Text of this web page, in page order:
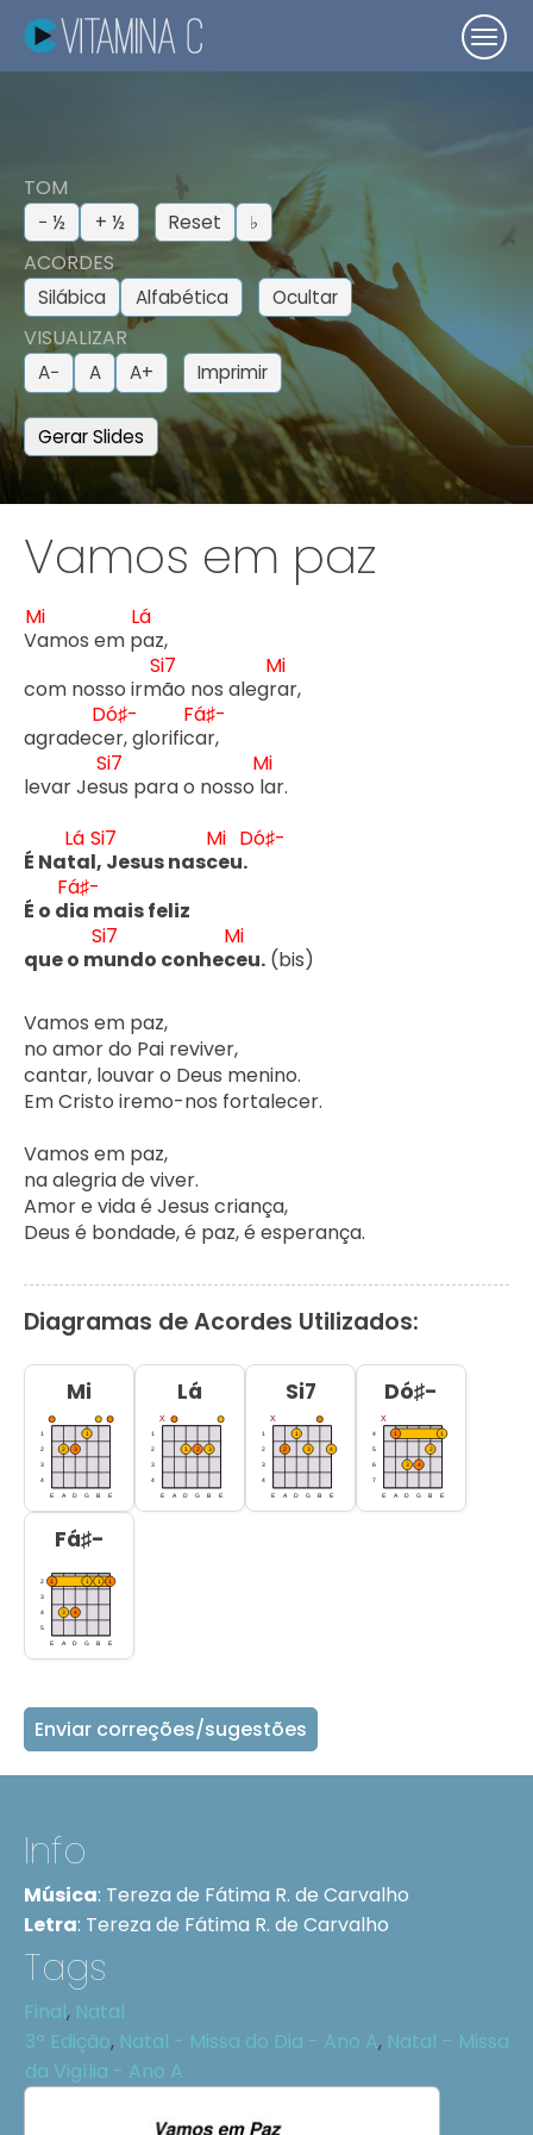
TOM
− ½ + ½ Reset ♭
ACORDES
Silábica Alfabética Ocultar
VISUALIZAR
A− A A+ Imprimir
Gerar Slides
Vamos em paz
V
Mi
amos em p
Lá
az,
com nosso irm
Si7
ão nos alegr
Mi
ar,
agradec
Dó♯-
er, glorific
Fá♯-
ar,
levar Jes
Si7
us para o nosso l
Mi
ar.
É Nat
Lá
al,
Si7
Jesus nasc
Mi
eu.
Dó♯-
É o d
Fá♯-
ia mais feliz
que o m
Si7
undo conhec
Mi
eu. (bis)
Vamos em paz,
no amor do Pai reviver,
cantar, louvar o Deus menino.
Em Cristo iremo-nos fortalecer.
Vamos em paz,
na alegria de viver.
Amor e vida é Jesus criança,
Deus é bondade, é paz, é esperança.
Diagramas de Acordes Utilizados:
Mi Lá Si7 Dó♯-
Fá♯-
Enviar correções/sugestões
Info
Música: Tereza de Fátima R. de Carvalho
Letra: Tereza de Fátima R. de Carvalho
Tags
Final, Natal
3ª Edição, Natal - Missa do Dia - Ano A, Natal – Missa
da Vigília - Ano A